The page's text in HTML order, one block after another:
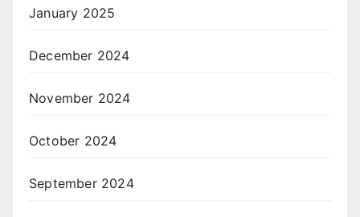
January 2025
December 2024
November 2024
October 2024
September 2024